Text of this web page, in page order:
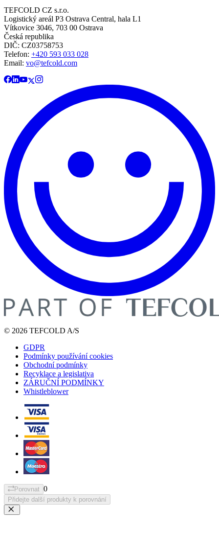
TEFCOLD CZ s.r.o.
Logistický areál P3 Ostrava Central, hala L1
Vítkovice 3046, 703 00 Ostrava
Česká republika
DIČ: CZ03758753​​​​​​
Telefon: +420 593 033 028
Email: vo@tefcold.com
© 2026 TEFCOLD A/S
GDPR
Podmínky používání cookies
Obchodní podmínky
Recyklace a legislativa
ZÁRUČNÍ PODMÍNKY
Whistleblower
Porovnat 0
Přidejte další produkty k porovnání